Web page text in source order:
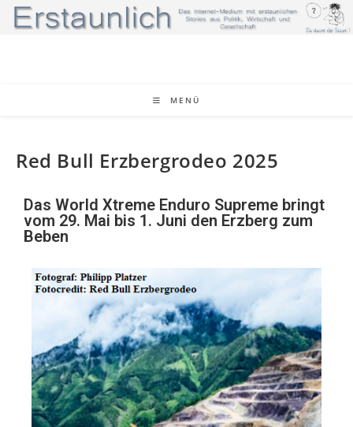
MENÜ
Red Bull Erzbergrodeo 2025
Das World Xtreme Enduro Supreme bringt
vom 29. Mai bis 1. Juni den Erzberg zum
Beben